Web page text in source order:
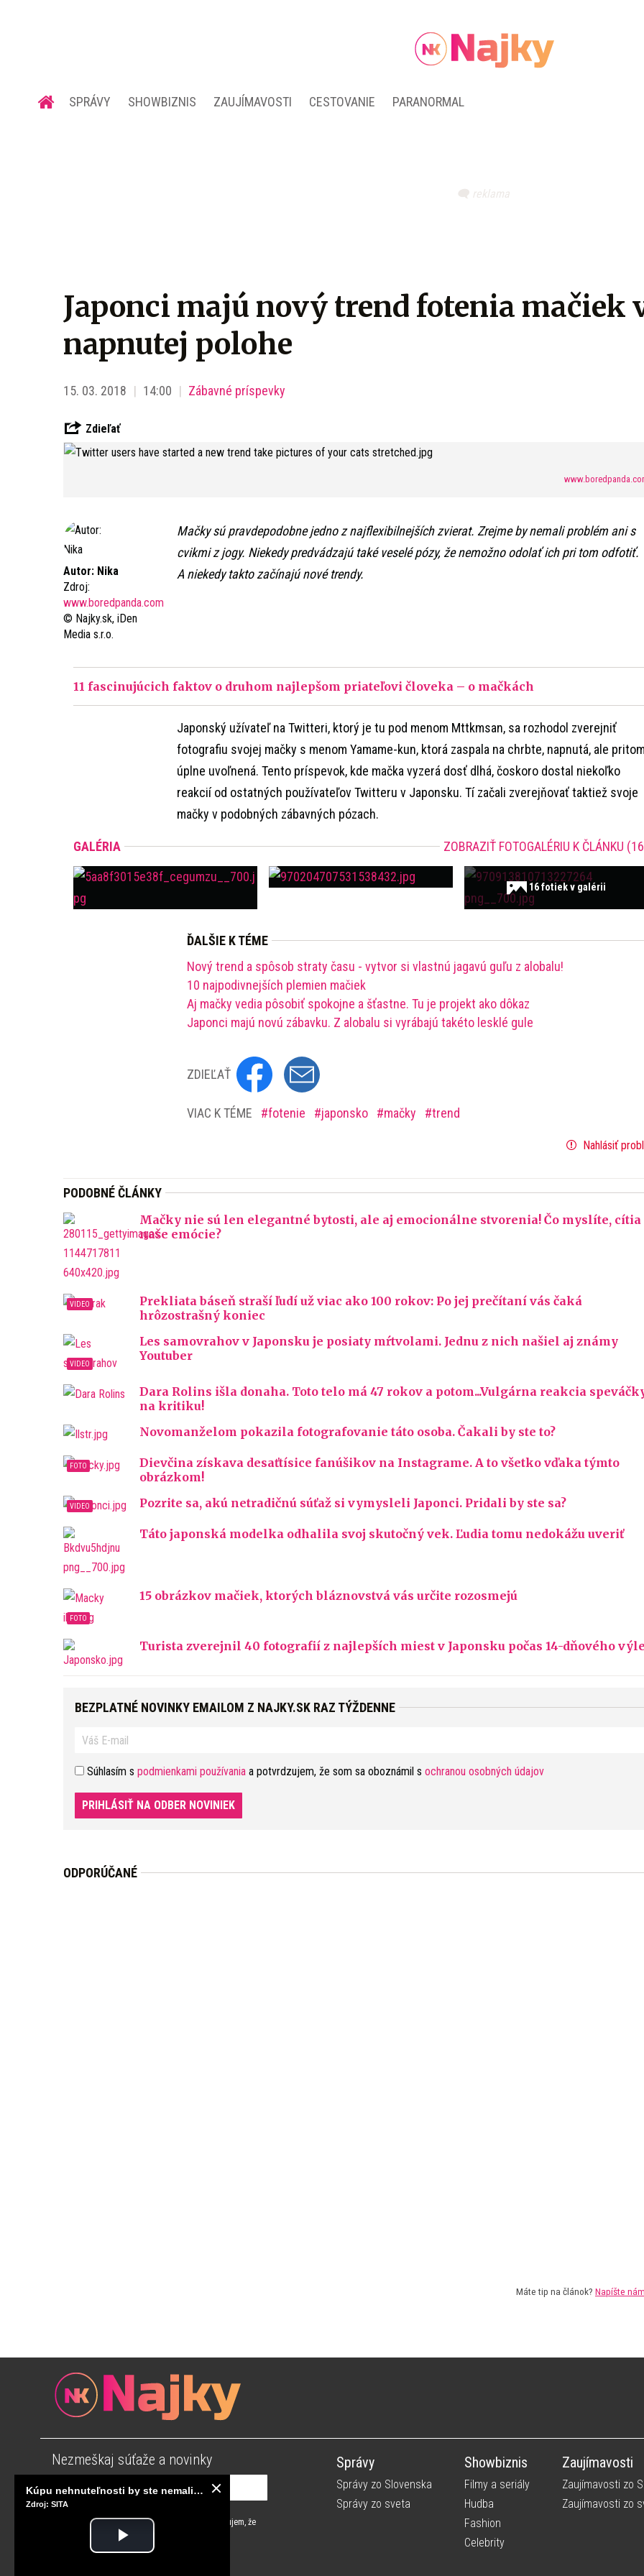
SPRÁVY SHOWBIZNIS ZAUJÍMAVOSTI CESTOVANIE PARANORMAL
Japonci majú nový trend fotenia mačiek
napnutej polohe
15. 03. 2018 14:00 Zábavné príspevky
Zdieľať
Play
Kúpu nehnuteľnosti by ste nemali odkladať, NBS plánuje sprísniť pravidlá pri hypotékach
Zdroj: SITA
Autor: Nika
Zdroj:
www.boredpanda.com
© Najky.sk, iDen
Media s.r.o.
Mačky sú pravdepodobne jedno z najflexibilnejších zvierat. Zrejme by nemali problém ani s
cvikmi z jogy. Niekedy predvádzajú také veselé pózy, že nemožno odolať ich pri tom odfotiť.
A niekedy takto začínajú nové trendy.
11 fascinujúcich faktov o druhom najlepšom priateľovi človeka – o mačkách
Japonský užívateľ na Twitteri, ktorý je tu pod menom Mttkmsan, sa rozhodol zverejniť
fotografiu svojej mačky s menom Yamame-kun, ktorá zaspala na chrbte, napnutá, ale
úplne uvoľnená. Tento príspevok, kde mačka vyzerá dosť dlhá, čoskoro dostal niekoľko
reakcií od ostatných používateľov Twitteru v Japonsku. Tí začali zverejňovať taktiež svoje
mačky v podobných zábavných pózach.
GALÉRIA ZOBRAZIŤ FOTOGALÉRIU K ČLÁNKU
16 fotiek v galérii
ĎALŠIE K TÉME
Nový trend a spôsob straty času - vytvor si vlastnú jagavú guľu z alobalu!
10 najpodivnejších plemien mačiek
Aj mačky vedia pôsobiť spokojne a šťastne. Tu je projekt ako dôkaz
Japonci majú novú zábavku. Z alobalu si vyrábajú takéto lesklé gule
ZDIEĽAŤ
VIAC K TÉME fotenie japonsko mačky trend
Nahlásiť
PODOBNÉ ČLÁNKY
Mačky nie sú len elegantné bytosti, ale aj emocionálne stvorenia! Čo myslíte, cítia
naše emócie?
Prekliata báseň straší ľudí už viac ako 100 rokov: Po jej prečítaní vás čaká
hrôzostrašný koniec
Les samovrahov v Japonsku je posiaty mŕtvolami. Jednu z nich našiel aj známy
Youtuber
Dara Rolins išla donaha. Toto telo má 47 rokov a potom...Vulgárna reakcia
na kritiku!
Novomanželom pokazila fotografovanie táto osoba. Čakali by ste to?
Dievčina získava desaťtísice fanúšikov na Instagrame. A to všetko vďaka týmto
obrázkom!
Pozrite sa, akú netradičnú súťaž si vymysleli Japonci. Pridali by ste sa?
Táto japonská modelka odhalila svoj skutočný vek. Ľudia tomu nedokážu uveriť
15 obrázkov mačiek, ktorých bláznovstvá vás určite rozosmejú
Turista zverejnil 40 fotografií z najlepších miest v Japonsku počas 14-dňového
BEZPLATNÉ NOVINKY EMAILOM Z NAJKY.SK RAZ TÝŽDENNE
Súhlasím s podmienkami používania a potvrdzujem, že som sa oboznámil s ochranou osobných údajov
PRIHLÁSIŤ NA ODBER NOVINIEK
ODPORÚČANÉ
Máte tip na článok? Napíšte
Nezmeškaj súťaže a novinky
Súhlasím spodmienkami používania
a potvrdzujem, že
som sa oboznámil sochranou osobných údajov
Správy
Správy zo Slovenska
Správy zo sveta
Showbiznis
Filmy a seriály
Hudba
Fashion
Celebrity
Zaujímavosti
Zaujímavosti zo
Zaujímavosti zo